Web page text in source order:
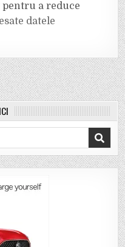
pentru a reduce
datele